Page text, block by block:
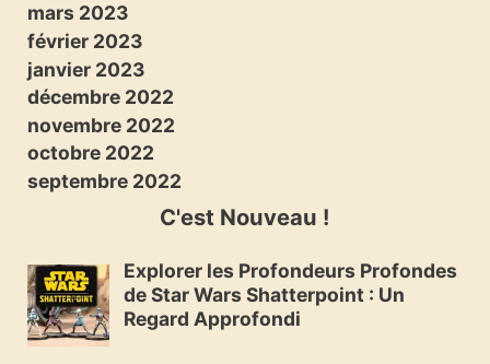
mars 2023
février 2023
janvier 2023
décembre 2022
novembre 2022
octobre 2022
septembre 2022
C'est Nouveau !
Explorer les Profondeurs Profondes
de Star Wars Shatterpoint : Un
Regard Approfondi